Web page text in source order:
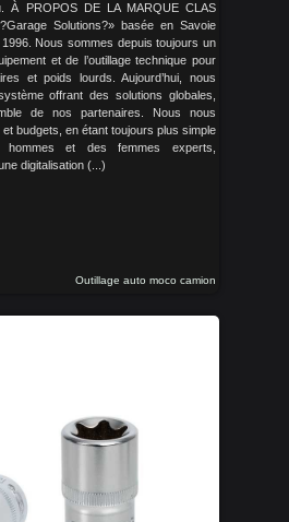
À PROPOS DE LA MARQUE CLAS
Solutions?» basée en Savoie
Nous sommes depuis toujours un
et de l’outillage technique pour
et poids lourds. Aujourd’hui, nous
offrant des solutions globales,
de nos partenaires. Nous nous
budgets, en étant toujours plus simple
et des femmes experts,
digitalisation (...)
Outillage auto moco camion